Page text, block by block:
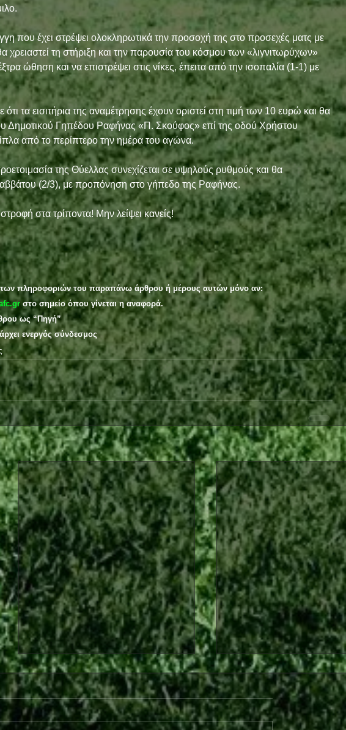
που έχει στρέψει ολοκληρωτικά την προσοχή της στο προσεχές ματς με
τη στήριξη και την παρουσία του κόσμου των «λιγνιτωρύχων»
ώθηση και να επιστρέψει στις νίκες, έπειτα από την ισοπαλία (1-1) με
τα εισιτήρια της αναμέτρησης έχουν οριστεί στη τιμή των 10 ευρώ και θα
του Δημοτικού Γηπέδου Ραφήνας «Π. Σκούφος» επί της οδού Χρήστου
από το περίπτερο την ημέρα του αγώνα.
της Θύελλας συνεχίζεται σε υψηλούς ρυθμούς και θα
(2/3), με προπόνηση στο γήπεδο της Ραφήνας.
στα τρίποντα! Μην λείψει κανείς!
των πληροφοριών του παραπάνω άρθρου ή μέρους αυτών μόνο αν:
στο σημείο όπου γίνεται η αναφορά.
ως “Πηγή”
ενεργός σύνδεσμος